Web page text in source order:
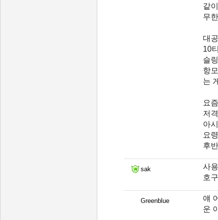
같
무
대
10
슬
항
는
요
저
아
요
후
sak
사
호
Greenblue
얘
운